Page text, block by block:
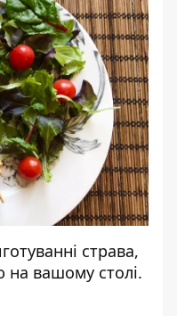
страва,
вашому столі.